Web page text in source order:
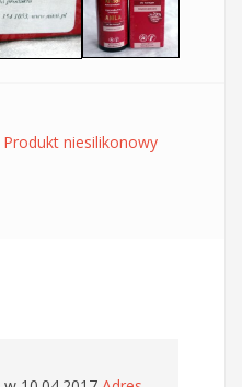
Produkt niesilikonowy